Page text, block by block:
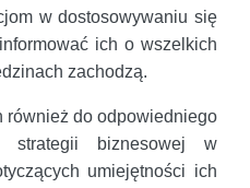
w dostosowywaniu się
ich o wszelkich
zachodzą.
również do odpowiedniego
strategii biznesowej w
umiejętności ich